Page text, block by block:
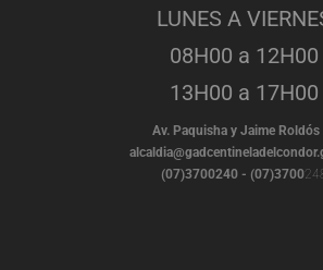
LUNES A
08H00 a 12H00
13H00 a 17H00
Av. Paquisha y Jaime Roldós
(07)3700240 - (07)3700